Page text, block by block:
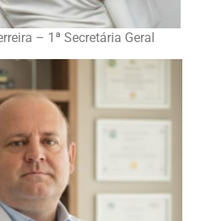
– 1ª Secretária Geral